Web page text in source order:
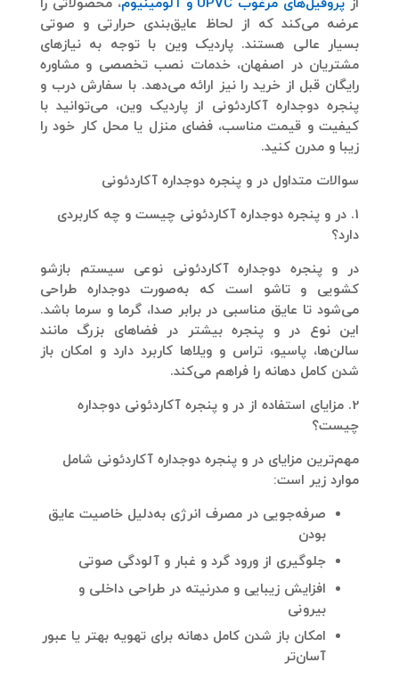
از پروفیل‌های مرغوب UPVC و آلومینیوم
، محصولاتی را
عرضه می‌کند که از لحاظ عایق‌بندی حرارتی و صوتی
بسیار عالی هستند. پاردیک وین با توجه به نیازهای
مشتریان در اصفهان، خدمات نصب تخصصی و مشاوره
رایگان قبل از خرید را نیز ارائه می‌دهد. با سفارشدرب و
پنجره دوجداره آکاردئونی از پاردیک وین، می‌توانید با
کیفیت و قیمت مناسب، فضای منزل یا محل کار خود را
زیبا و مدرن کنید.
سوالات متداول در و پنجره دوجداره آکاردئونی
1. در و پنجره دوجداره آکاردئونی چیست و چه کاربردی
دارد؟
در و پنجره دوجداره آکاردئونی نوعی سیستم بازشو
کشویی و تاشو است که به‌صورت دوجداره طراحی
می‌شود تا عایق مناسبی در برابر صدا، گرما و سرما باشد.
این نوع در و پنجره بیشتر در فضاهای بزرگ مانند
سالن‌ها، پاسیو، تراس و ویلاها کاربرد دارد و امکان باز
شدن کامل دهانه را فراهم می‌کند.
2. مزایای استفاده از در و پنجره آکاردئونی دوجداره
چیست؟
مهم‌ترین مزایای در و پنجره دوجداره آکاردئونی شامل
موارد زیر است:
صرفه‌جویی در مصرف انرژی به‌دلیل خاصیت عایق
بودن
جلوگیری از ورود گرد و غبار و آلودگی صوتی
افزایش زیبایی و مدرنیته در طراحی داخلی و
بیرونی
امکان باز شدن کامل دهانه برای تهویه بهتر یا عبور
آسان‌تر